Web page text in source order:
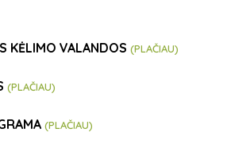
KĖLIMO VALANDOS(PLAČIAU)
(PLAČIAU)
(PLAČIAU)